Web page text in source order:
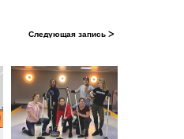
Следующая запись ᐳ